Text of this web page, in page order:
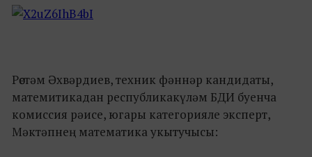
Рөстәм Әхвәрдиев, техник фәннәр кандидаты,
матемитикадан республикакүләм БДИ буенча
комиссия рәисе, югары категорияле эксперт,
Мәктәпнең математика укытучысы: